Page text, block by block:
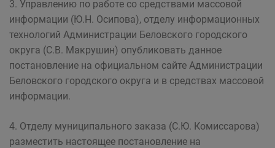
3. Управлению по работе со средствами массовой
информации (Ю.Н. Осипова), отделу информационных
технологий Администрации Беловского городского
округа (С.В. Макрушин) опубликовать данное
постановление на официальном сайте Администрации
Беловского городского округа и в средствах массовой
информации.
4. Отделу муниципального заказа (С.Ю. Комиссарова)
разместить настоящее постановление на